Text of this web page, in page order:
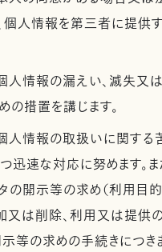
個人情報を第三者に提供
人情報の漏えい、滅失又
の措置を講じます。
人情報の取扱いに関する
迅速な対応に努めます。
の開示等の求め（利用目的
又は削除、利用又は提供
示等の求めの手続きにつき